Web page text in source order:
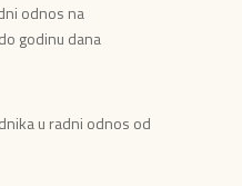
odnos na
godinu dana
u radni odnos od